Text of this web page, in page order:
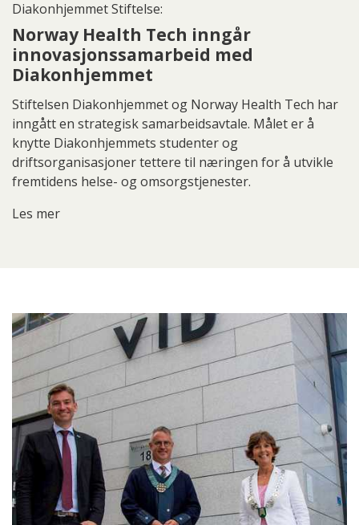
Diakonhjemmet Stiftelse:
Norway Health Tech inngår
innovasjonssamarbeid med
Diakonhjemmet
Stiftelsen Diakonhjemmet og Norway Health Tech har
inngått en strategisk samarbeidsavtale. Målet er å
knytte Diakonhjemmets studenter og
driftsorganisasjoner tettere til næringen for å utvikle
fremtidens helse- og omsorgstjenester.
Les mer